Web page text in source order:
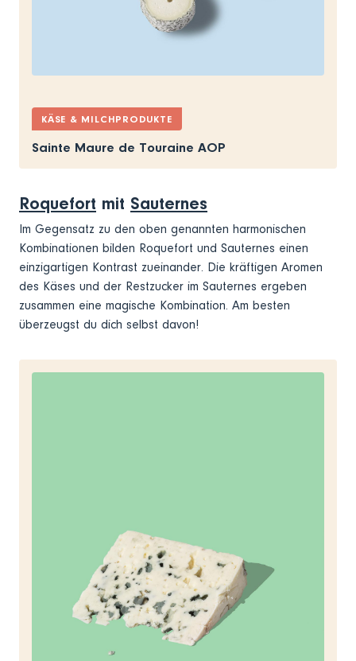
KÄSE & MILCHPRODUKTE
Sainte Maure de Touraine AOP
Roquefort mit Sauternes
Im Gegensatz zu den oben genannten harmonischen
Kombinationen bilden Roquefort und Sauternes einen
einzigartigen Kontrast zueinander. Die kräftigen Aromen
des Käses und der Restzucker im Sauternes ergeben
zusammen eine magische Kombination. Am besten
überzeugst du dich selbst davon!